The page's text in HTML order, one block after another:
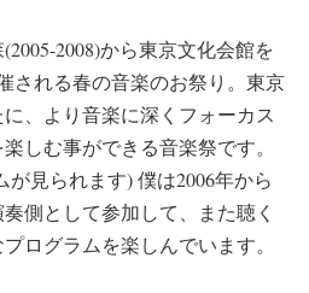
2008)から東京文化会館を
される春の音楽のお祭り。東京
、より音楽に深くフォーカス
しむ事ができる音楽祭です。
が見られます) 僕は2006年から
側として参加して、また聴く
ログラムを楽しんでいます。